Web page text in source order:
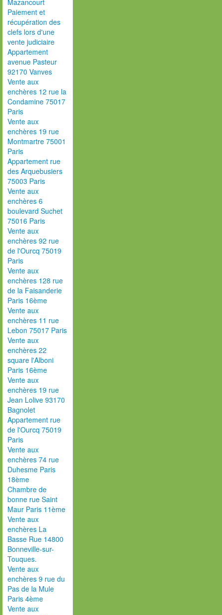
Mazancourt
Paiement et
récupération des
clefs lors d'une
vente judiciaire
Appartement
avenue Pasteur
92170 Vanves
Vente aux
enchères 12 rue la
Condamine 75017
Paris
Vente aux
enchères 19 rue
Montmartre 75001
Paris
Appartement rue
des Arquebusiers
75003 Paris
Vente aux
enchères 6
boulevard Suchet
75016 Paris
Vente aux
enchères 92 rue
de l'Ourcq 75019
Paris
Vente aux
enchères 128 rue
de la Faisanderie
Paris 16ème
Vente aux
enchères 11 rue
Lebon 75017 Paris
Vente aux
enchères 22
square l'Alboni
Paris 16ème
Vente aux
enchères 19 rue
Jean Lolive 93170
Bagnolet
Appartement rue
de l'Ourcq 75019
Paris
Vente aux
enchères 74 rue
Duhesme Paris
18ème
Chambre de
bonne rue Saint
Maur Paris 11ème
Vente aux
enchères La
Basse Rue 14800
Bonneville-sur-
Touques.
Vente aux
enchères 9 rue du
Pas de la Mule
Paris 4ème
Vente aux